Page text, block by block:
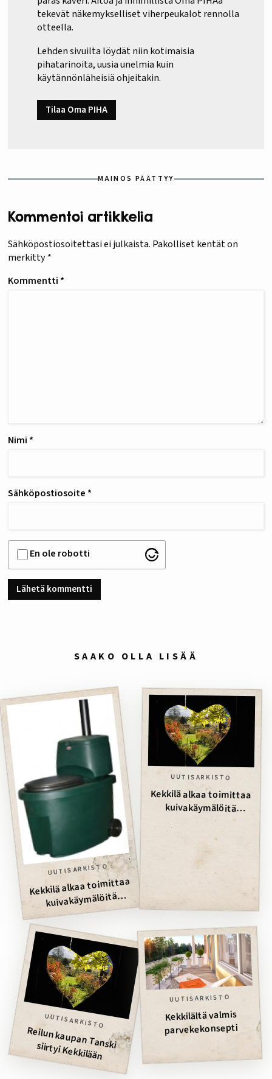
tekevät näkemykselliset viherpeukalot rennolla
otteella.
Lehden sivuilta löydät niin kotimaisia
pihatarinoita, uusia unelmia kuin
käytännönläheisiä ohjeitakin.
Tilaa Oma PIHA
MAINOS PÄÄTTYY
Kommentoi artikkelia
Sähköpostiosoitettasi ei julkaista. Pakolliset kentät on
merkitty*
Kommentti *
Nimi *
Sähköpostiosoite *
En ole robotti
SAAKO OLLA LISÄÄ
UUTISARKISTO
Kekkilä alkaa toimittaa
kuivakäymälöitä
Venäjälle
UUTISARKISTO
Kekkilä alkaa toimittaa
kuivakäymälöitä
Venäjälle
UUTISARKISTO
Reilun kaupan Tanski siirtyi Kekkilään
UUTISARKISTO
Kekkilältä valmis
parvekekonsepti